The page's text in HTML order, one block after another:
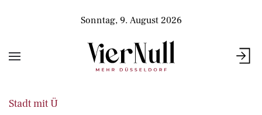
Sonntag, 9. August 2026
Stadt mit Ü